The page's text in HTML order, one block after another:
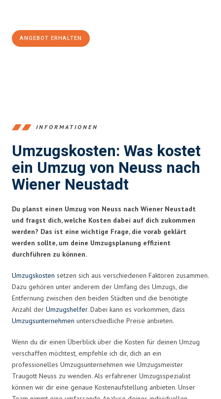
ANGEBOT ERHALTEN
INFORMATIONEN
Umzugskosten: Was kostet
ein Umzug von Neuss nach
Wiener Neustadt
Du planst einen Umzug von Neuss nach Wiener Neustadt
und fragst dich, welche Kosten dabei auf dich zukommen
werden? Das ist eine wichtige Frage, die vorab geklärt
werden sollte, um deine Umzugsplanung effizient
durchführen zu können.
Umzugskosten setzen sich aus verschiedenen Faktoren zusammen.
Dazu gehören unter anderem der Umfang des Umzugs, die
Entfernung zwischen den beiden Städten und die benötigte
Anzahl der Umzugshelfer. Dabei kann es vorkommen, dass
Umzugsunternehmen unterschiedliche Preise anbieten.
Wenn du dir einen Überblick über die Kosten für deinen Umzug
verschaffen möchtest, empfehle ich dir, dich an ein
professionelles Umzugsunternehmen wie Umzugsmeister
Traugott Neuss zu wenden. Als erfahrener Umzugsspezialist
können wir dir eine genaue Kostenaufstellung anbieten. Unser